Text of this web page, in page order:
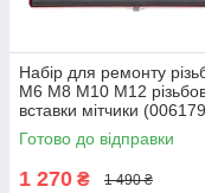
Набір для ремонту
M6 M8 M10 M12
вставки мітчики
Готово до відправки
1 270 ₴ 1 490 ₴